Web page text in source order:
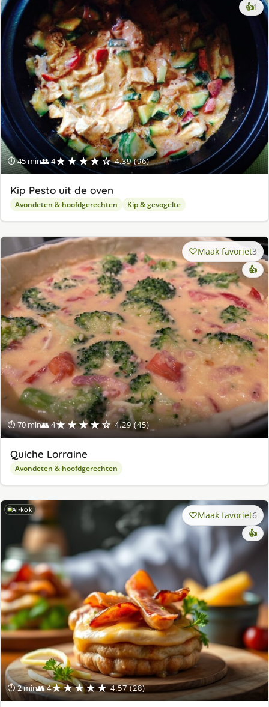
⏱ 45 min👥 4★★★★☆ 4.39 (96)
👍1
Kip Pesto uit de oven
Avondeten & hoofdgerechten Kip & gevogelte
⏱ 70 min👥 4★★★★☆ 4.29 (45)
Maak favoriet3
👍
Quiche Lorraine
Avondeten & hoofdgerechten
AI-kok
⏱ 2 min👥 4★★★★★ 4.57 (28)
Maak favoriet6
👍